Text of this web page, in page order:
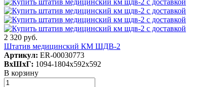
2 320 руб.
Штатив медицинский КМ ШДВ-2
Артикул: ER-00030773
ВxШxГ: 1094-1804x592x592
В корзину